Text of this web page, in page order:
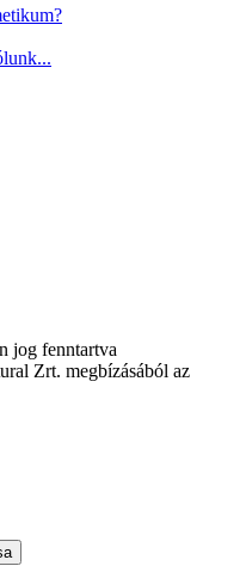
jog fenntartva
Zrt. megbízásából az